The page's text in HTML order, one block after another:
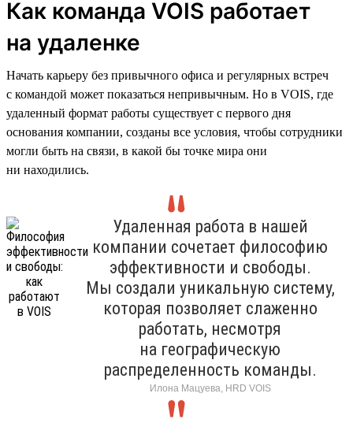
Как команда VOIS работает
на удаленке
Начать карьеру без привычного офиса и регулярных встреч
с командой может показаться непривычным. Но в VOIS, где
удаленный формат работы существует с первого дня
основания компании, созданы все условия, чтобы сотрудники
могли быть на связи, в какой бы точке мира они
ни находились.
Удаленная работа в нашей
компании сочетает философию
эффективности и свободы.
Мы создали уникальную систему,
которая позволяет слаженно
работать, несмотря
на географическую
распределенность команды.
Илона Мацуева, HRD VOIS